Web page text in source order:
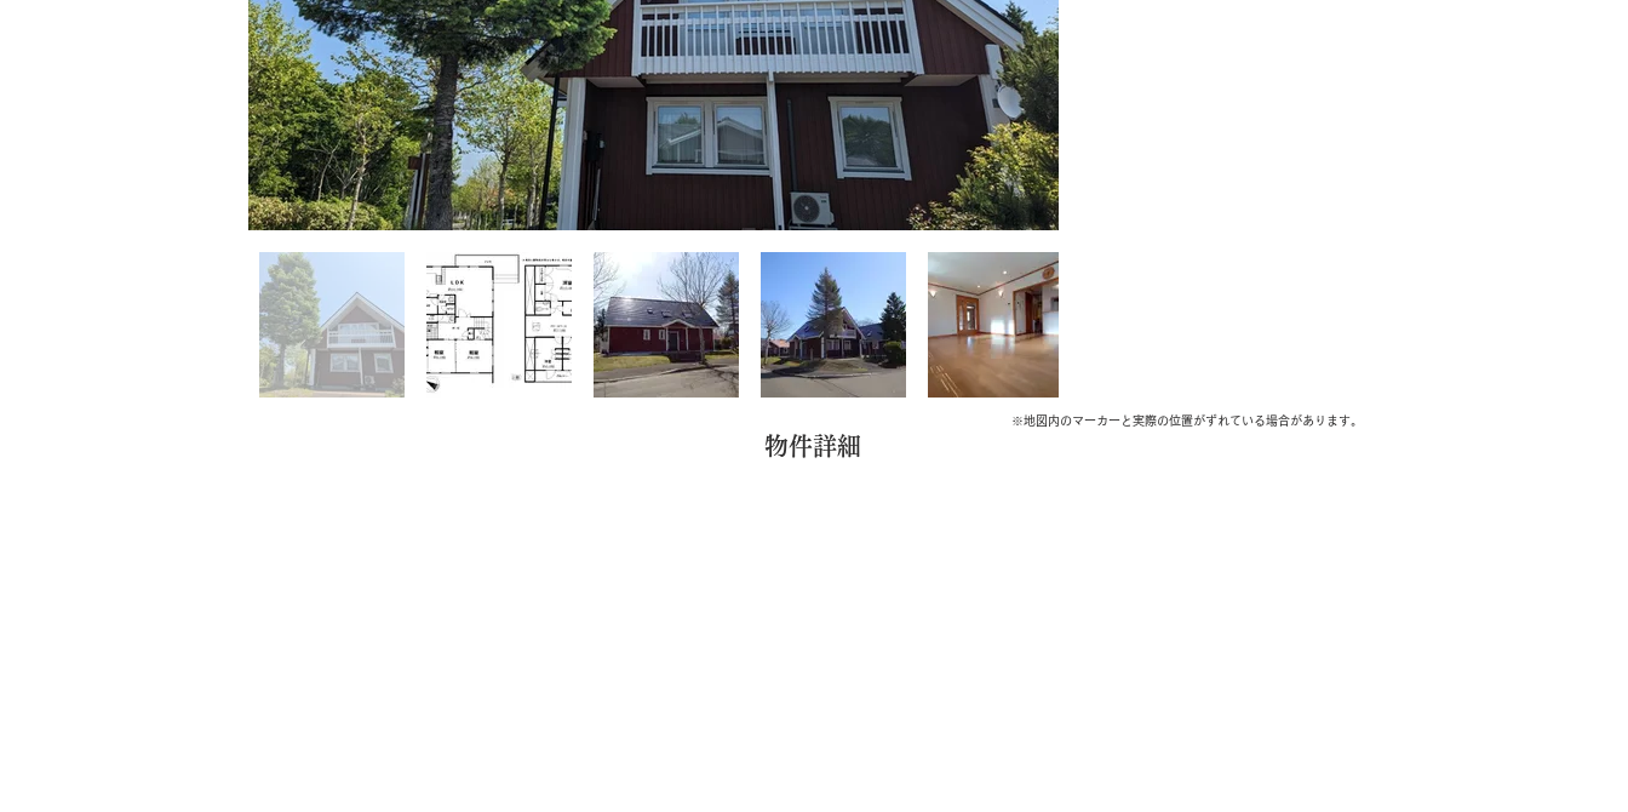
​物件詳細
※地図内のマーカーと実際の位置がずれている場合があります。